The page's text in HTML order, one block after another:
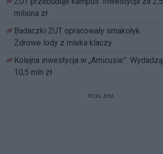
miliona zł
Badaczki ZUT opracowały smakołyk.
Zdrowe lody z mleka klaczy
Kolejna inwestycja w „Amicusie”. Wydadzą
10,5 mln zł
REKLAMA